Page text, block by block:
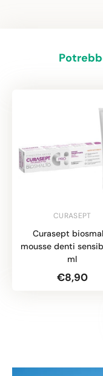
CURASEPT
Curasept
mousse denti
ml
€8,90